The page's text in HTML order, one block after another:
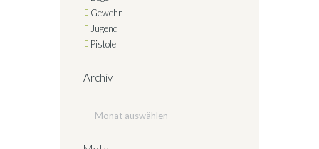
Gewehr
Jugend
Pistole
Archiv